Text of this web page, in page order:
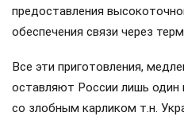
предоставления
обеспечения связи через
Все эти приготовления,
оставляют России лишь один
со злобным карликом т.н.